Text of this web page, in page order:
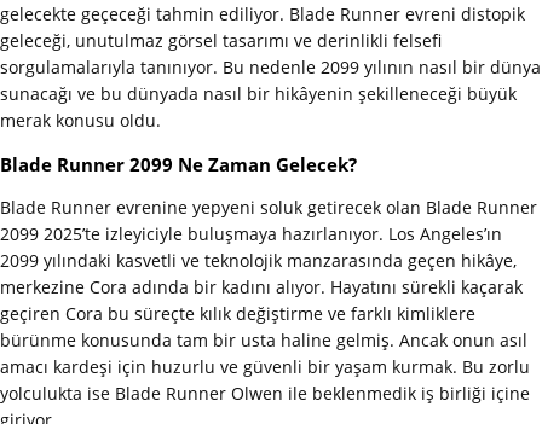
gelecekte geçeceği tahmin ediliyor. Blade Runner evreni distopik
geleceği, unutulmaz görsel tasarımı ve derinlikli felsefi
sorgulamalarıyla tanınıyor. Bu nedenle 2099 yılının nasıl bir dünya
sunacağı ve bu dünyada nasıl bir hikâyenin şekilleneceği büyük
merak konusu oldu.
Blade Runner 2099 Ne Zaman Gelecek?
Blade Runner evrenine yepyeni soluk getirecek olan Blade Runner
2099 2025’te izleyiciyle buluşmaya hazırlanıyor. Los Angeles’ın
2099 yılındaki kasvetli ve teknolojik manzarasında geçen hikâye,
merkezine Cora adında bir kadını alıyor. Hayatını sürekli kaçarak
geçiren Cora bu süreçte kılık değiştirme ve farklı kimliklere
bürünme konusunda tam bir usta haline gelmiş. Ancak onun asıl
amacı kardeşi için huzurlu ve güvenli bir yaşam kurmak. Bu zorlu
yolculukta ise Blade Runner Olwen ile beklenmedik iş birliği içine